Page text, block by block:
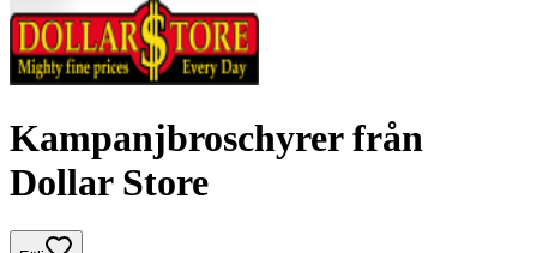
Kampanjbroschyrer från
Dollar Store